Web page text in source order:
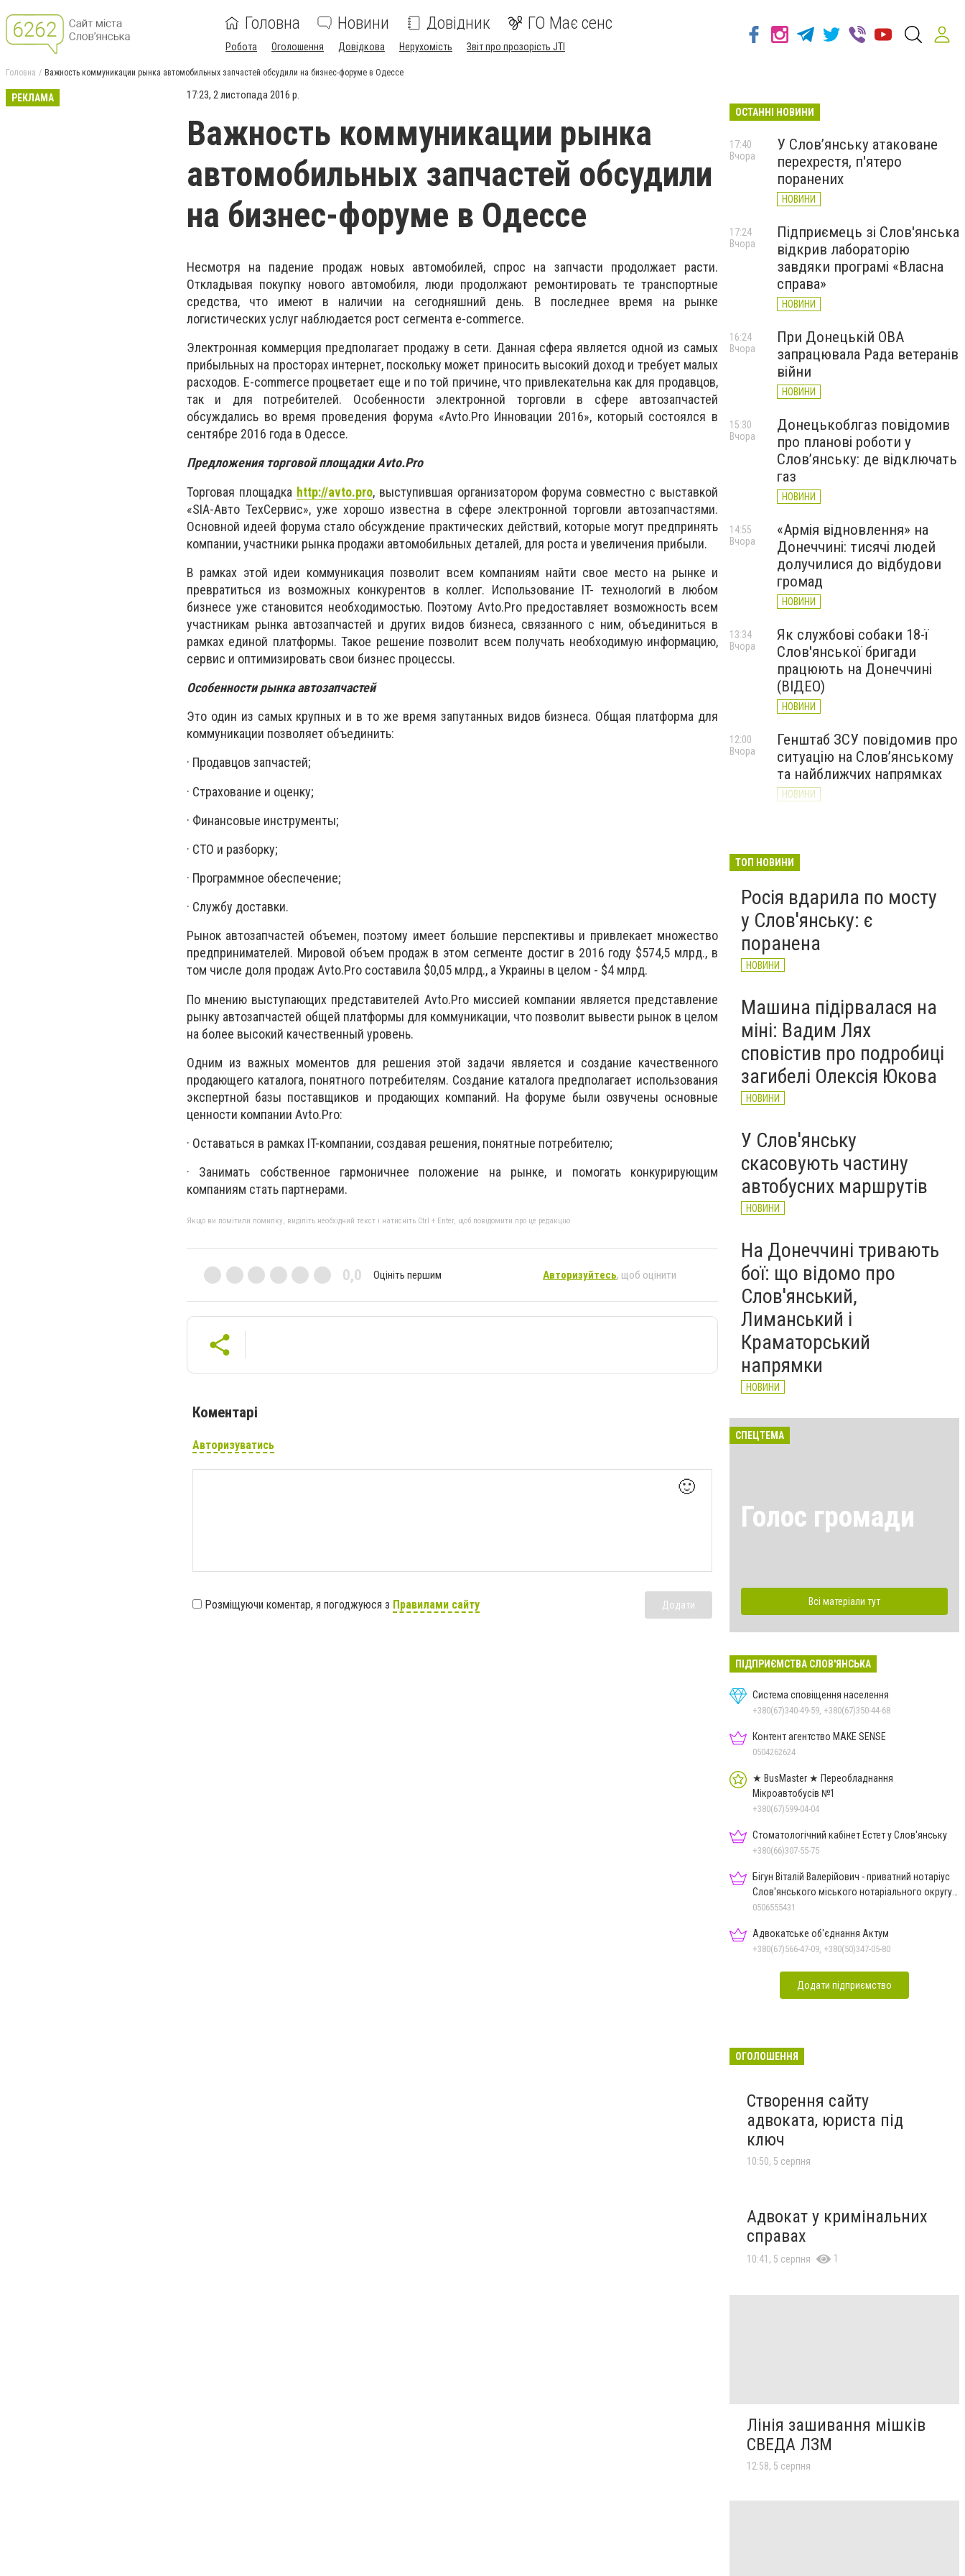
Головна Новини Довідник ГО Має сенс
Робота Оголошення Довідкова Нерухомість Звіт про прозорість JTI
Головна Важность коммуникации рынка автомобильных запчастей обсудили на бизнес-форуме в Одессе
РЕКЛАМА 17:23, 2 листопада 2016 р.
Важность коммуникации рынка
автомобильных запчастей обсудили
на бизнес-форуме в Одессе
Несмотря на падение продаж новых автомобилей, спрос на запчасти продолжает расти.
Откладывая покупку нового автомобиля, люди продолжают ремонтировать те транспортные
средства, что имеют в наличии на сегодняшний день. В последнее время на рынке
логистических услуг наблюдается рост сегмента e-commerce.
Электронная коммерция предполагает продажу в сети. Данная сфера является одной из самых
прибыльных на просторах интернет, поскольку может приносить высокий доход и требует малых
расходов. E-commerce процветает еще и по той причине, что привлекательна как для продавцов,
так и для потребителей. Особенности электронной торговли в сфере автозапчастей
обсуждались во время проведения форума «Avto.Pro Инновации 2016», который состоялся в
сентябре 2016 года в Одессе.
Предложения торговой площадки Avto.Pro
Торговая площадка http://avto.pro, выступившая организатором форума совместно с выставкой
«SIA-Авто ТехСервис», уже хорошо известна в сфере электронной торговли автозапчастями.
Основной идеей форума стало обсуждение практических действий, которые могут предпринять
компании, участники рынка продажи автомобильных деталей, для роста и увеличения прибыли.
В рамках этой идеи коммуникация позволит всем компаниям найти свое место на рынке и
превратиться из возможных конкурентов в коллег. Использование IT- технологий в любом
бизнесе уже становится необходимостью. Поэтому Avto.Pro предоставляет возможность всем
участникам рынка автозапчастей и других видов бизнеса, связанного с ним, объединиться в
рамках единой платформы. Такое решение позволит всем получать необходимую информацию,
сервис и оптимизировать свои бизнес процессы.
Особенности рынка автозапчастей
Это один из самых крупных и в то же время запутанных видов бизнеса. Общая платформа для
коммуникации позволяет объединить:
· Продавцов запчастей;
· Страхование и оценку;
· Финансовые инструменты;
· СТО и разборку;
· Программное обеспечение;
· Службу доставки.
Рынок автозапчастей объемен, поэтому имеет большие перспективы и привлекает множество
предпринимателей. Мировой объем продаж в этом сегменте достиг в 2016 году $574,5 млрд., в
том числе доля продаж Avto.Pro составила $0,05 млрд., а Украины в целом - $4 млрд.
По мнению выступающих представителей Avto.Pro миссией компании является представление
рынку автозапчастей общей платформы для коммуникации, что позволит вывести рынок в целом
на более высокий качественный уровень.
Одним из важных моментов для решения этой задачи является и создание качественного
продающего каталога, понятного потребителям. Создание каталога предполагает использования
экспертной базы поставщиков и продающих компаний. На форуме были озвучены основные
ценности компании Avto.Pro:
· Оставаться в рамках IT-компании, создавая решения, понятные потребителю;
· Занимать собственное гармоничнее положение на рынке, и помогать конкурирующим
компаниям стать партнерами.
Якщо ви помітили помилку, виділіть необхідний текст і натисніть Ctrl + Enter, щоб повідомити про це редакцію
0,0 Оцініть першим Авторизуйтесь, щоб оцінити
Коментарі
Авторизуватись
🙂
Розміщуючи коментар, я погоджуюся з Правилами сайту Додати
ОСТАННІ НОВИНИ
У Слов’янську атаковане
перехрестя, п'ятеро
поранених
НОВИНИ
17:40
Вчора
Підприємець зі Слов'янська
відкрив лабораторію
завдяки програмі «Власна
справа»
НОВИНИ
17:24
Вчора
При Донецькій ОВА
запрацювала Рада ветеранів
війни
НОВИНИ
16:24
Вчора
Донецькоблгаз повідомив
про планові роботи у
Слов’янську: де відключать
газ
НОВИНИ
15:30
Вчора
«Армія відновлення» на
Донеччині: тисячі людей
долучилися до відбудови
громад
НОВИНИ
14:55
Вчора
Як службові собаки 18-ї
Слов'янської бригади
працюють на Донеччині
(ВІДЕО)
НОВИНИ
13:34
Вчора
Генштаб ЗСУ повідомив про
ситуацію на Слов’янському
та найближчих напрямках
НОВИНИ
12:00
Вчора
великої війни: 7 серпня
ТОП НОВИНИ
Росія вдарила по мосту
у Слов'янську: є
поранена
НОВИНИ
Машина підірвалася на
міні: Вадим Лях
сповістив про подробиці
загибелі Олексія Юкова
НОВИНИ
У Слов'янську
скасовують частину
автобусних маршрутів
НОВИНИ
На Донеччині тривають
бої: що відомо про
Слов'янський,
Лиманський і
Краматорський
напрямки
НОВИНИ
СПЕЦТЕМА
Голос громади
Всі матеріали тут
ПІДПРИЄМСТВА СЛОВ'ЯНСЬКА
Система сповіщення населення
+380(67)340-49-59, +380(67)350-44-68
Контент агентство MAKE SENSE
0504262624
★ BusMaster ★ Переобладнання
Мікроавтобусів №1
+380(67)599-04-04
Стоматологічний кабінет Естет у Слов'янську
+380(66)307-55-75
Бігун Віталій Валерійович - приватний нотаріус
Слов'янського міського нотаріального округу
Дон.обл.
0506555431
Адвокатське об'єднання Актум
+380(67)566-47-09, +380(50)347-05-80
Додати підприємство
ОГОЛОШЕННЯ
Створення сайту
адвоката, юриста під
ключ
10:50, 5 серпня
Адвокат у кримінальних
справах
10:41, 5 серпня 1
Лінія зашивання мішків
СВЕДА ЛЗМ
12:58, 5 серпня